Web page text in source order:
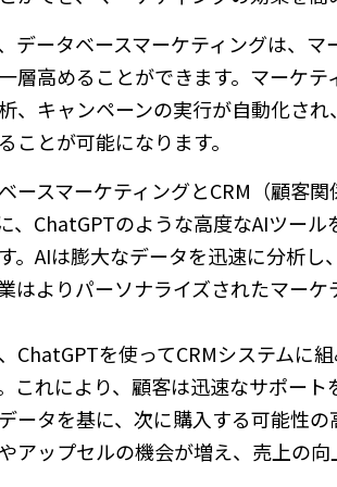
データベースマーケティングは、
層高めることができます。マーケ
、キャンペーンの実行が自動化さ
ことが可能になります。
ースマーケティングとCRM（顧客
、ChatGPTのような高度なAIツー
。AIは膨大なデータを迅速に分析
はよりパーソナライズされたマー
ChatGPTを使ってCRMシステムに
これにより、顧客は迅速なサポー
ータを基に、次に購入する可能性
アップセルの機会が増え、売上の